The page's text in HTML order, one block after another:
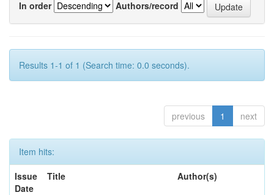
In order
Authors/record
Results 1-1 of 1 (Search time: 0.0 seconds).
previous 1 next
Item hits:
Issue
Date
Title Author(s)